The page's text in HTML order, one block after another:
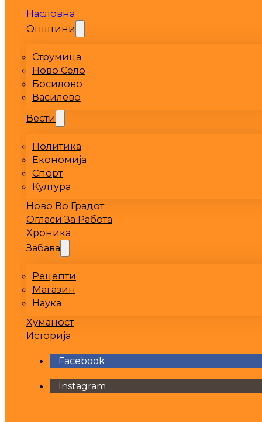
Насловна
Општини
Струмица
Ново Село
Босилово
Василево
Вести
Политика
Економија
Спорт
Култура
Ново Во Градот
Огласи За Работа
Хроника
Забава
Рецепти
Магазин
Наука
Хуманост
Историја
Facebook
Instagram